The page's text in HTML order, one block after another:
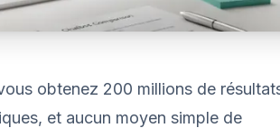
obtenez 200 millions de
et aucun moyen simple de